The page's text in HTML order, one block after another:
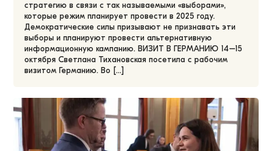
стратегию в связи с так называемыми «‎выборами»‎,
которые режим планирует провести в 2025 году.
Демократические силы призывают не признавать эти
выборы и планируют провести альтернативную
информационную кампанию. ВИЗИТ В ГЕРМАНИЮ 14–15
октября Светлана Тихановская посетила с рабочим
визитом Германию. Во […]